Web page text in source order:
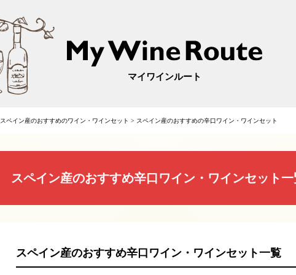
マイワインルート
スペイン産のおすすめのワイン・ワインセット > スペイン産のおすすめの辛口ワイン・ワインセット
スペイン産のおすすめ辛口ワイン・ワインセット一
スペイン産のおすすめ辛口ワイン・ワインセット一覧